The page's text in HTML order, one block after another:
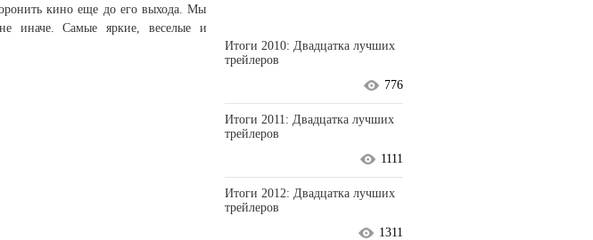
кино еще до его выхода. Мы
иначе. Самые яркие, веселые и
Итоги 2010: Двадцатка лучших
трейлеров
776
Итоги 2011: Двадцатка лучших
трейлеров
1111
Итоги 2012: Двадцатка лучших
трейлеров
1311